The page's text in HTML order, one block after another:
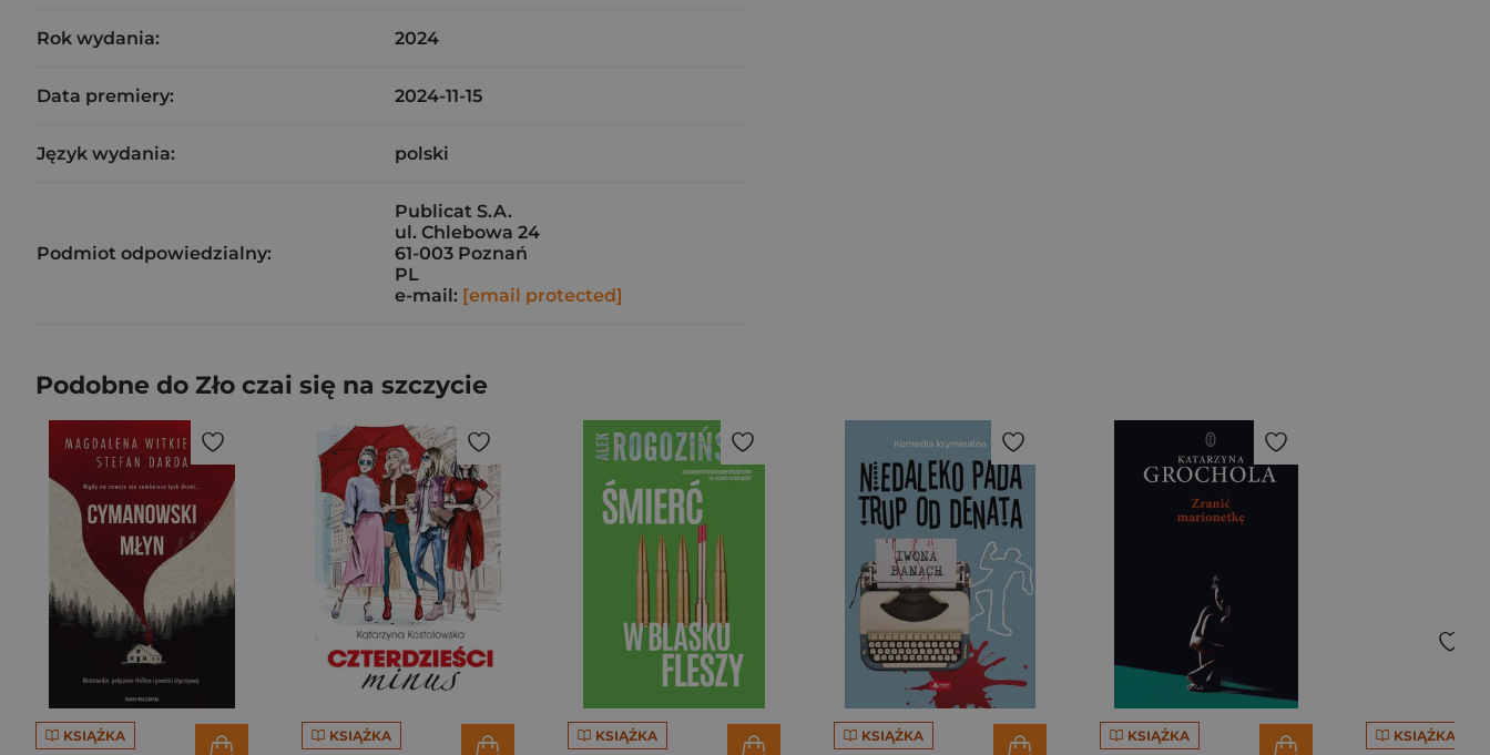
Rok wydania: 2024
Data premiery: 2024-11-15
Język wydania: polski
Podmiot odpowiedzialny:
Publicat S.A.
ul. Chlebowa 24
61-003 Poznań
PL
e-mail: [email protected]
Podobne do Zło czai się na szczycie
KSIĄŻKA KSIĄŻKA KSIĄŻKA KSIĄŻKA KSIĄŻKA KSIĄŻKA